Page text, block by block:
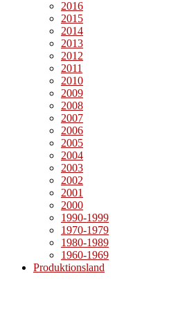
2016
2015
2014
2013
2012
2011
2010
2009
2008
2007
2006
2005
2004
2003
2002
2001
2000
1990-1999
1970-1979
1980-1989
1960-1969
Produktionsland